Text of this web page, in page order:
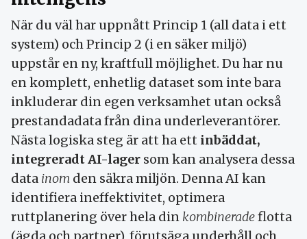
När du väl har uppnått Princip 1 (all data i ett
system) och Princip 2 (i en säker miljö)
uppstår en ny, kraftfull möjlighet. Du har nu
en komplett, enhetlig dataset som inte bara
inkluderar din egen verksamhet utan också
prestandadata från dina underleverantörer.
Nästa logiska steg är att ha ett inbäddat,
integreradt AI-lager som kan analysera dessa
data inom den säkra miljön. Denna AI kan
identifiera ineffektivitet, optimera
ruttplanering över hela din kombineradeflotta